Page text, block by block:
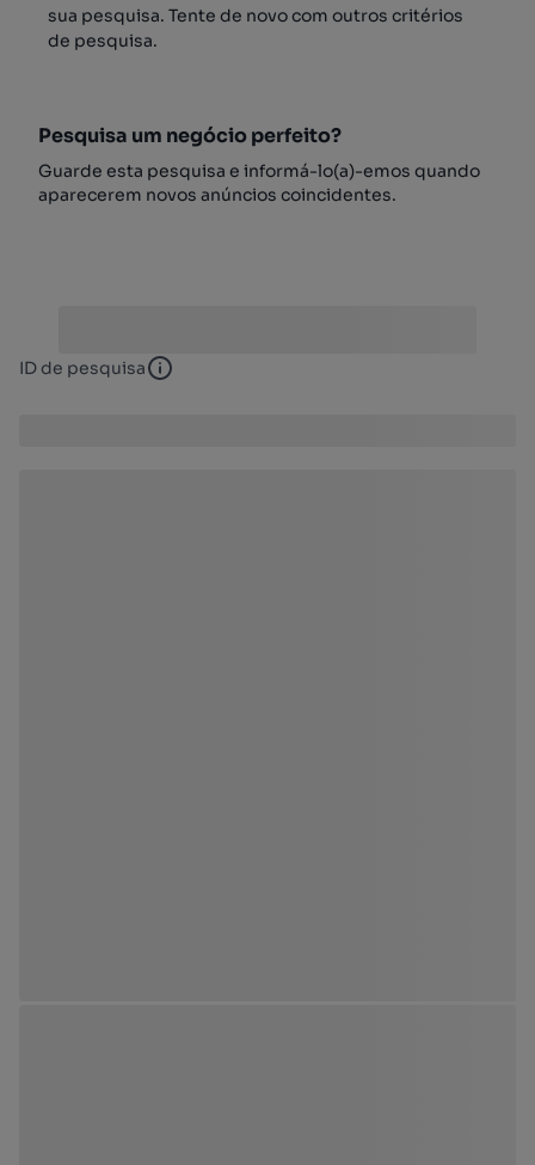
sua pesquisa. Tente de novo com outros critérios
de pesquisa.
Pesquisa um negócio perfeito?
Guarde esta pesquisa e informá-lo(a)-emos quando
aparecerem novos anúncios coincidentes.
ID de pesquisa ID de pesquisa